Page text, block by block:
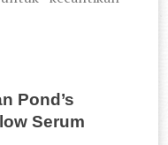
Pond’s
Serum